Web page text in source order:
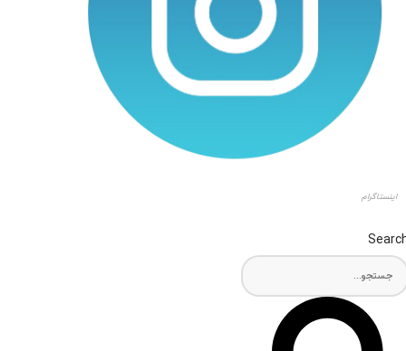
اینستاگرام